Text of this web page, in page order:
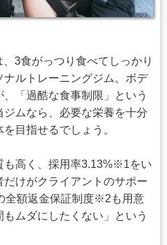
3食がっつり食べてしっかり
ルトレーニングジム。ボデ
「過酷な食事制限」という
ムなら、必要な栄養を十分
目指せるでしょう。
も高く、採用率3.13%※1をい
けがクライアントのサポー
全額返金保証制度※2も用意
ムダにしたくない」という